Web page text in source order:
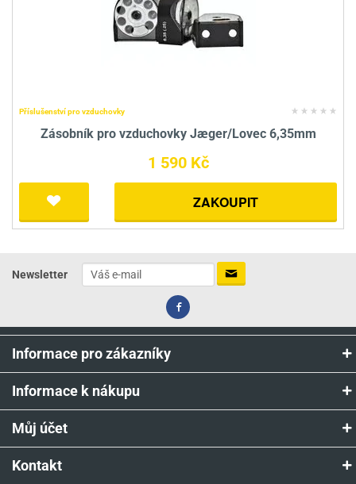
Příslušenství pro vzduchovky
Zásobník pro vzduchovky Jæger/Lovec 6,35mm
1 590 Kč
ZAKOUPIT
Newsletter
Informace pro zákazníky
Informace k nákupu
Můj účet
Kontakt